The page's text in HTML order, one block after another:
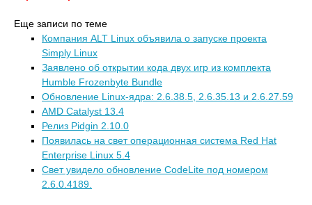
Еще записи по теме
Компания ALT Linux объявила о запуске проекта
Simply Linux
Заявлено об открытии кода двух игр из комплекта
Humble Frozenbyte Bundle
Обновление Linux-ядра: 2.6.38.5, 2.6.35.13 и 2.6.27.59
AMD Catalyst 13.4
Релиз Pidgin 2.10.0
Появилась на свет операционная система Red Hat
Enterprise Linux 5.4
Свет увидело обновление CodeLite под номером
2.6.0.4189.